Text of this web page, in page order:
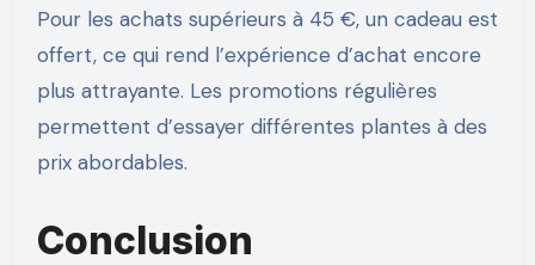
Pour les achats supérieurs à 45 €, un cadeau est
offert, ce qui rend l’expérience d’achat encore
plus attrayante. Les promotions régulières
permettent d’essayer différentes plantes à des
prix abordables.
Conclusion